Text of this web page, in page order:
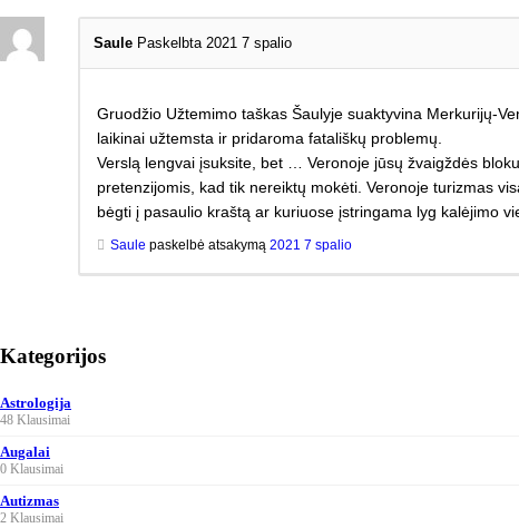
Saule Paskelbta 2021 7 spalio
Gruodžio Užtemimo taškas Šaulyje suaktyvina Merkurijų-
laikinai užtemsta ir pridaroma fatališkų problemų.
Verslą lengvai įsuksite, bet … Veronoje jūsų žvaigždės
pretenzijomis, kad tik nereiktų mokėti. Veronoje turizmas
bėgti į pasaulio kraštą ar kuriuose įstringama lyg kalėjimo
Saule paskelbė atsakymą 2021 7 spalio
Kategorijos
Astrologija
48 Klausimai
Augalai
0 Klausimai
Autizmas
2 Klausimai